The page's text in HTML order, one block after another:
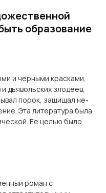
образование
и черными красками,
дьявольских злодеев,
порок, защищал не­
Эта литература была
Ее целью было
роман с